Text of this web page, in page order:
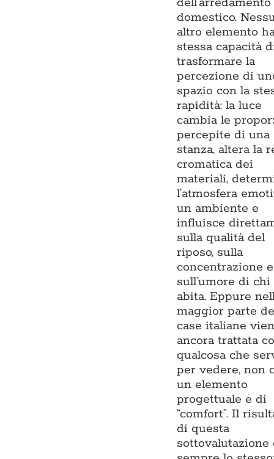
domestico.
altro elemento
stessa capacità
trasformare la
percezione di
spazio con la
rapidità: la luce
cambia le
percepite di una
stanza, altera la
cromatica dei
materiali,
l’atmosfera
un ambiente e
influisce
sulla qualità del
riposo, sulla
concentrazione e
sull’umore di chi
abita. Eppure
maggior parte
case italiane
ancora trattata
qualcosa che
per vedere, non
un elemento
progettuale e di
“comfort”. Il
di questa
sottovalutazione